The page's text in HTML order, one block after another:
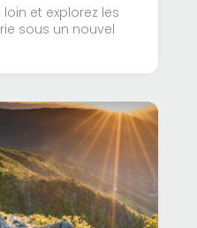
et explorez les
sous un nouvel